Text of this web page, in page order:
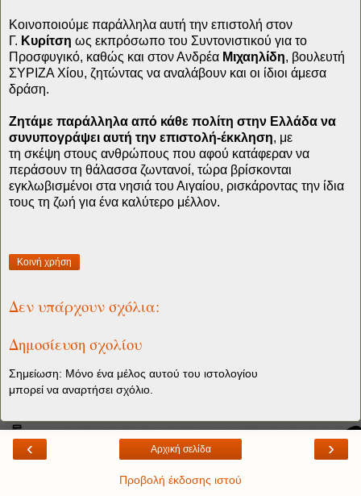
Κοινοποιούμε παράλληλα αυτή την επιστολή στον
Γ. Κυρίτση ως εκπρόσωπο του Συντονιστικού για το
Προσφυγικό, καθώς και στον Ανδρέα Μιχαηλίδη, βουλευτή
ΣΥΡΙΖΑ Χίου, ζητώντας να αναλάβουν και οι ίδιοι άμεσα
δράση.
Ζητάμε παράλληλα από κάθε πολίτη στην Ελλάδα να
συνυπογράψει αυτή την επιστολή-έκκληση, με
τη σκέψη στους ανθρώπους που αφού κατάφεραν να
περάσουν τη θάλασσα ζωντανοί, τώρα βρίσκονται
εγκλωβισμένοι στα νησιά του Αιγαίου, ρισκάροντας την ίδια
τους τη ζωή για ένα καλύτερο μέλλον.
Κοινή χρήση
Δεν υπάρχουν σχόλια:
Δημοσίευση σχολίου
Σημείωση: Μόνο ένα μέλος αυτού του ιστολογίου
μπορεί να αναρτήσει σχόλιο.
‹ ›
Αρχική σελίδα
Προβολή έκδοσης ιστού